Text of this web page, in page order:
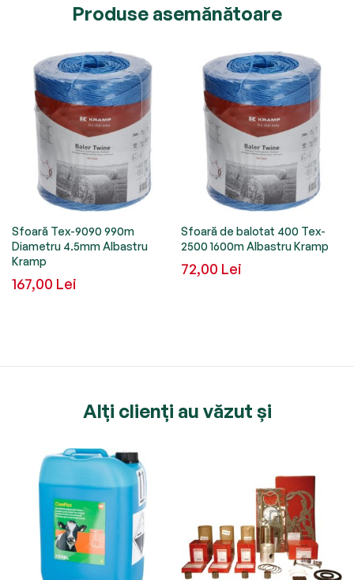
Produse asemănătoare
Sfoară Tex-9090 990m
Diametru 4.5mm Albastru
Kramp
167,00 Lei
Sfoară de balotat 400 Tex-
2500 1600m Albastru Kramp
72,00 Lei
Alți clienți au văzut și